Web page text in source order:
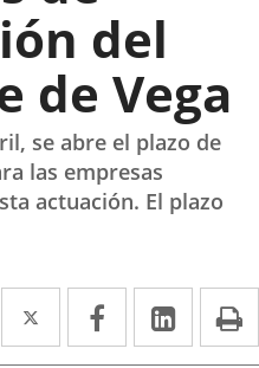
del
de Vega
se abre el plazo de
las empresas
actuación. El plazo
Twitter
Enlace
a
Facebook
Enlace
a
Enlace
a